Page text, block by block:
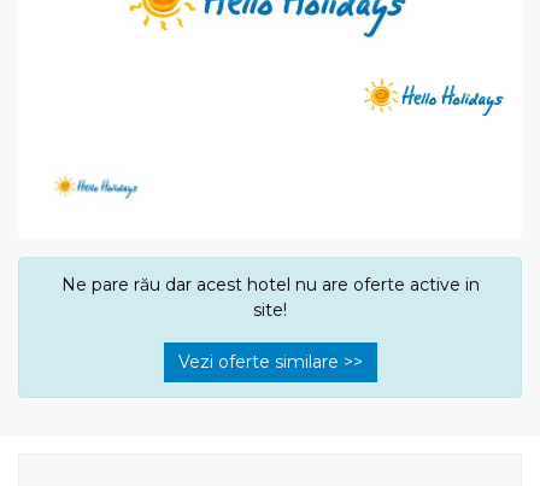
Ne pare rău dar acest hotel nu are oferte active in
site!
Vezi oferte similare >>